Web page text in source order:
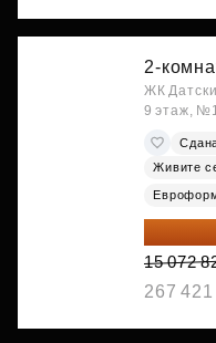
2-
ЖК
9 этаж,
Живите
11 606
15 072
267 421